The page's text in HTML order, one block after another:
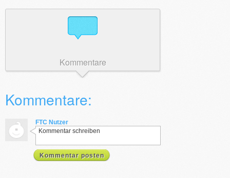
Kommentare
Kommentare:
FTC Nutzer
Kommentar schreiben
Kommentar posten